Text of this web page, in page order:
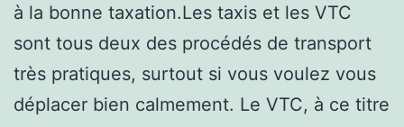
à la bonne taxation.Les taxis et les VTC
sont tous deux des procédés de transport
très pratiques, surtout si vous voulez vous
déplacer bien calmement. Le VTC, à ce titre